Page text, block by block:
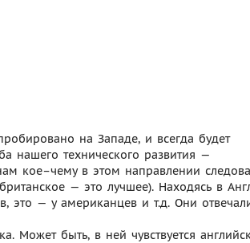
на Западе, и всегда будет
нашего технического развития —
кое–чему в этом направлении
— это лучшее). Находясь в
это — у американцев и т.д. Они
Может быть, в ней чувствуется